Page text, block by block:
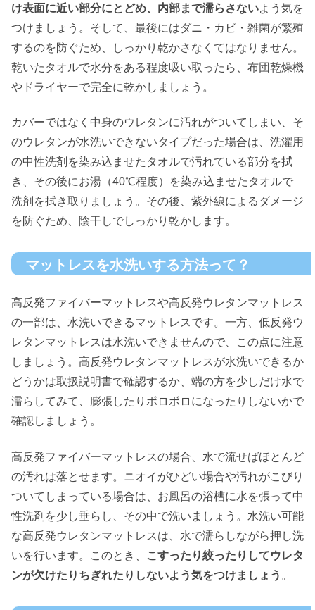
け表面に近い部分にとどめ、内部まで濡らさないよう気を
つけましょう。そして、最後にはダニ・カビ・雑菌が繁殖
するのを防ぐため、しっかり乾かさなくてはなりません。
乾いたタオルで水分をある程度吸い取ったら、布団乾燥機
やドライヤーで完全に乾かしましょう。
カバーではなく中身のウレタンに汚れがついてしまい、そ
のウレタンが水洗いできないタイプだった場合は、洗濯用
の中性洗剤を染み込ませたタオルで汚れている部分を拭
き、その後にお湯（40℃程度）を染み込ませたタオルで
洗剤を拭き取りましょう。その後、紫外線によるダメージ
を防ぐため、陰干しでしっかり乾かします。
マットレスを水洗いする方法って？
高反発ファイバーマットレスや高反発ウレタンマットレス
の一部は、水洗いできるマットレスです。一方、低反発ウ
レタンマットレスは水洗いできませんので、この点に注意
しましょう。高反発ウレタンマットレスが水洗いできるか
どうかは取扱説明書で確認するか、端の方を少しだけ水で
濡らしてみて、膨張したりボロボロになったりしないかで
確認しましょう。
高反発ファイバーマットレスの場合、水で流せばほとんど
の汚れは落とせます。ニオイがひどい場合や汚れがこびり
ついてしまっている場合は、お風呂の浴槽に水を張って中
性洗剤を少し垂らし、その中で洗いましょう。水洗い可能
な高反発ウレタンマットレスは、水で濡らしながら押し洗
いを行います。このとき、
こすったり絞ったりしてウレタ
ンが欠けたりちぎれたりしないよう気をつけましょう 。